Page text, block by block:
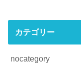
カテゴリー
nocategory